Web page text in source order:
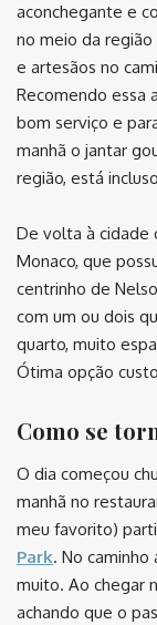
aconchegante e
no meio da
e artesãos no
Recomendo essa
bom serviço e
manhã o jantar
região, está
De volta à cidade
Monaco, que
centrinho de
com um ou dois
quarto, muito
Ótima opção
Como se
O dia começou
manhã no
meu favorito)
Park. No caminho
muito. Ao chegar
achando que o